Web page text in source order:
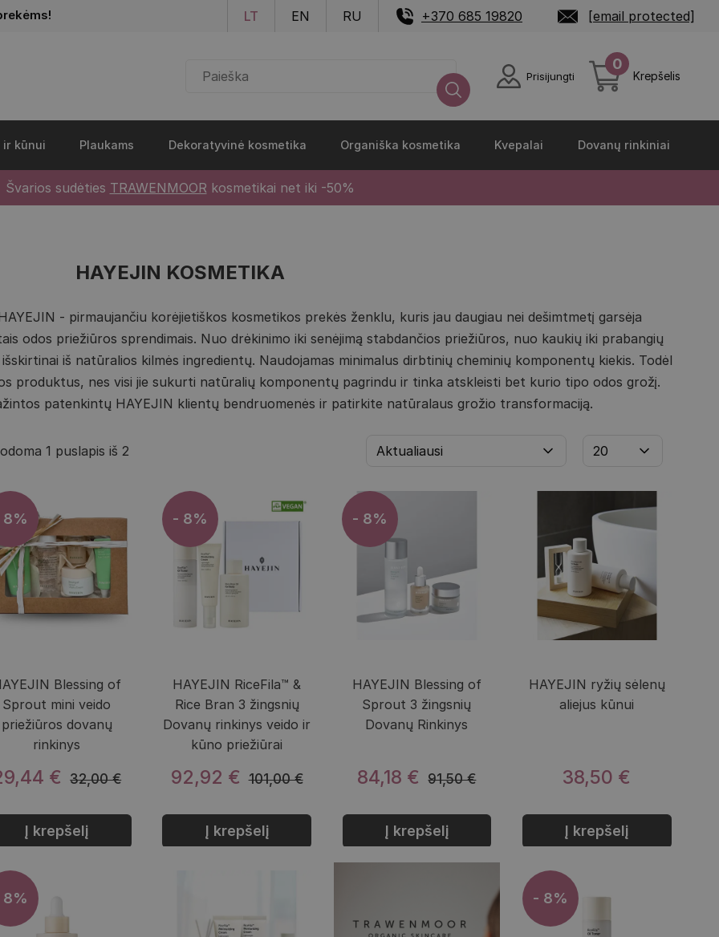
Pereiti į pagrindinį turinį
LT EN RU +370 685 19820 [email protected]
Prisijungti
0
Krepšelis
ir kūnui Plaukams Dekoratyvinė kosmetika Organiška kosmetika Kvepalai Dovanų rinkiniai
Švarios sudėties TRAWENMOOR kosmetikai net iki -50%
HAYEJIN KOSMETIKA
- pirmaujančiu korėjietiškos kosmetikos prekės ženklu, kuris jau daugiau nei dešimtmetį garsėja
odos priežiūros sprendimais. Nuo drėkinimo iki senėjimą stabdančios priežiūros, nuo kaukių iki prabangių
iš natūralios kilmės ingredientų. Naudojamas minimalus dirbtinių cheminių komponentų kiekis. Todėl
produktus, nes visi jie sukurti natūralių komponentų pagrindu ir tinka atskleisti bet kurio tipo odos grožį.
patenkintų HAYEJIN klientų bendruomenės ir patirkite natūralaus grožio transformaciją.
1 puslapis iš 2
Blessing of
Sprout mini veido
priežiūros dovanų
rinkinys
€ 32,00 €
Į krepšelį
HAYEJIN RiceFila™ &
Rice Bran 3 žingsnių
Dovanų rinkinys veido ir
kūno priežiūrai
92,92 € 101,00 €
Į krepšelį
- 8%
HAYEJIN Blessing of
Sprout 3 žingsnių
Dovanų Rinkinys
84,18 € 91,50 €
Į krepšelį
- 8%
HAYEJIN ryžių sėlenų
aliejus kūnui
38,50 €
Į krepšelį
- 8%